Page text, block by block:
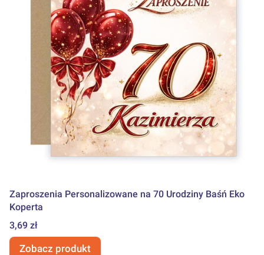
Zaproszenia Personalizowane na 70 Urodziny Baśń Eko
Koperta
Cena
3,69 zł
Zobacz produkt